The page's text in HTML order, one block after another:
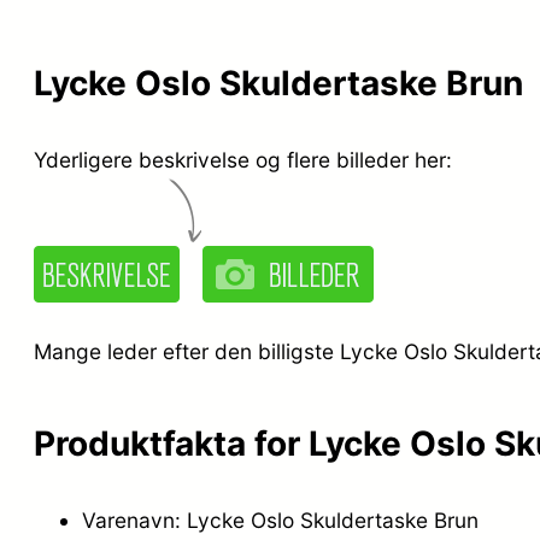
Lycke Oslo Skuldertaske Brun
Yderligere beskrivelse og flere billeder her:
Mange leder efter den billigste Lycke Oslo
Produktfakta for Lycke Oslo
Varenavn: Lycke Oslo Skuldertaske Brun